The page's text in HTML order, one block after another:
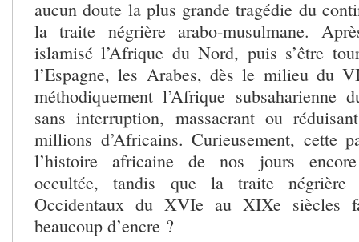
aucun doute la plus grande tragédie du
la traite négrière arabo-musulmane.
islamisé l’Afrique du Nord, puis s’être
l’Espagne, les Arabes, dès le milieu du
méthodiquement l’Afrique subsaharienne
sans interruption, massacrant ou
millions d’Africains. Curieusement, cette
l’histoire africaine de nos jours
occultée, tandis que la traite négrière
Occidentaux du XVIe au XIXe siècles
beaucoup d’encre ?